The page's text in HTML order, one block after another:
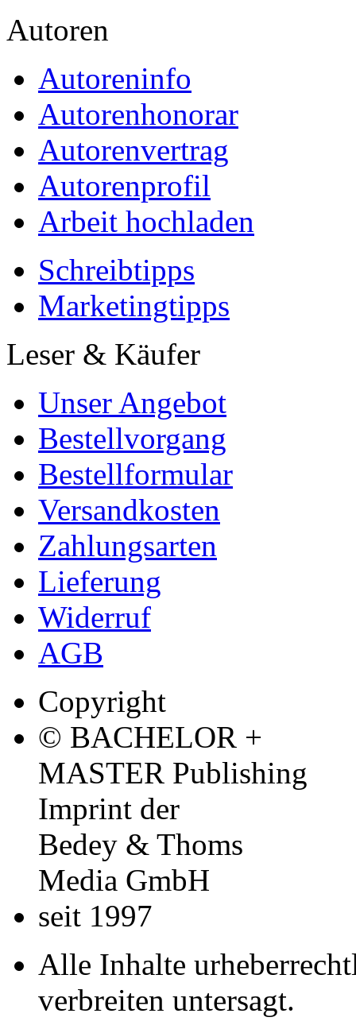
Autoren
Autoreninfo
Autorenhonorar
Autorenvertrag
Autorenprofil
Arbeit hochladen
Schreibtipps
Marketingtipps
Leser & Käufer
Unser Angebot
Bestellvorgang
Bestellformular
Versandkosten
Zahlungsarten
Lieferung
Widerruf
AGB
Copyright
© BACHELOR +
MASTER Publishing
Imprint der
Bedey & Thoms
Media GmbH
seit 1997
Alle Inhalte
verbreiten untersagt.